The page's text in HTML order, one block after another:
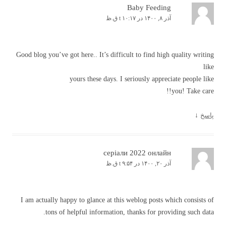
Baby Feeding
آذر ۸, ۱۴۰۰ در t ۱۰:۱۷ ق.ظ
Good blog you’ve got here.. It’s difficult to find high quality writing
like
yours these days. I seriously appreciate people like
you! Take care!!
پاسخ ↓
серіали 2022 онлайн
آذر ۲۰, ۱۴۰۰ در t ۹:۵۴ ق.ظ
I am actually happy to glance at this weblog posts which consists of
tons of helpful information, thanks for providing such data.